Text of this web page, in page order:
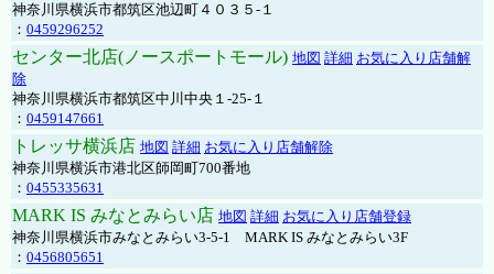
神奈川県横浜市都筑区池辺町４０３５-１
： 0459296252
センター北店(ノースポートモール) 地図 詳細 お気に入り店舗解
除
神奈川県横浜市都筑区中川中央１-25-１
： 0459147661
トレッサ横浜店 地図 詳細 お気に入り店舗解除
神奈川県横浜市港北区師岡町700番地
： 0455335631
MARK IS みなとみらい店 地図 詳細 お気に入り店舗登録
神奈川県横浜市みなとみらい3-5-1 MARK IS みなとみらい3F
： 0456805651